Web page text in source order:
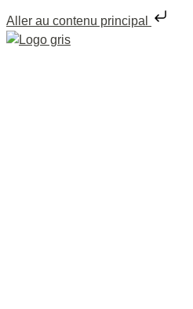
Aller au contenu principal